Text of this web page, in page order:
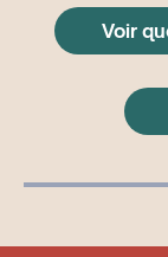
Voir